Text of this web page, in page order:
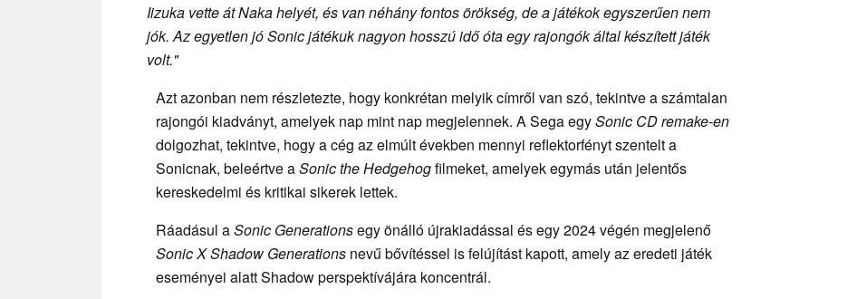
Iizuka vette át Naka helyét, és van néhány fontos örökség, de a játékok egyszerűen nem
jók. Az egyetlen jóSonicjátékuk nagyon hosszú idő óta egy rajongók által készített játék
volt."
Azt azonban nem részletezte, hogy konkrétan melyik címről van szó, tekintve a számtalan
rajongói kiadványt, amelyek nap mint nap megjelennek. A Sega egySonic CD remake-en
dolgozhat, tekintve, hogy a cég az elmúlt években mennyi reflektorfényt szentelt a
Sonicnak, beleértve aSonic the Hedgehogfilmeket, amelyek egymás után jelentős
kereskedelmi és kritikai sikerek lettek.
Ráadásul aSonic Generationsegy önálló újrakiadással és egy 2024 végén megjelenő
Sonic X Shadow Generations nevű bővítéssel is felújítást kapott, amely az eredeti játék
eseményei alatt Shadow perspektívájára koncentrál.